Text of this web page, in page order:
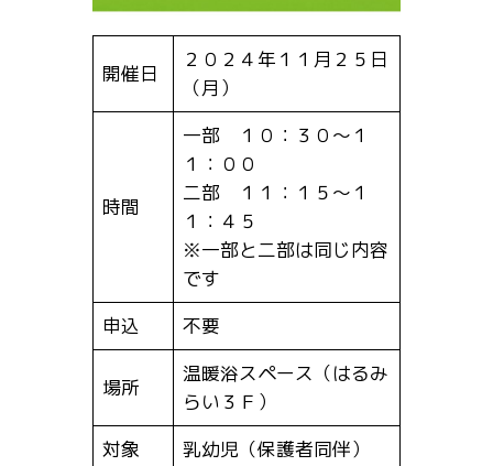
開催日
２０２４年１１月２５日
（月）
時間
一部 １０：３０～１
１：００
二部 １１：１５～１
１：４５
※一部と二部は同じ内容
です
申込
不要
場所
温暖浴スペース（はるみ
らい３Ｆ）
対象
乳幼児（保護者同伴）